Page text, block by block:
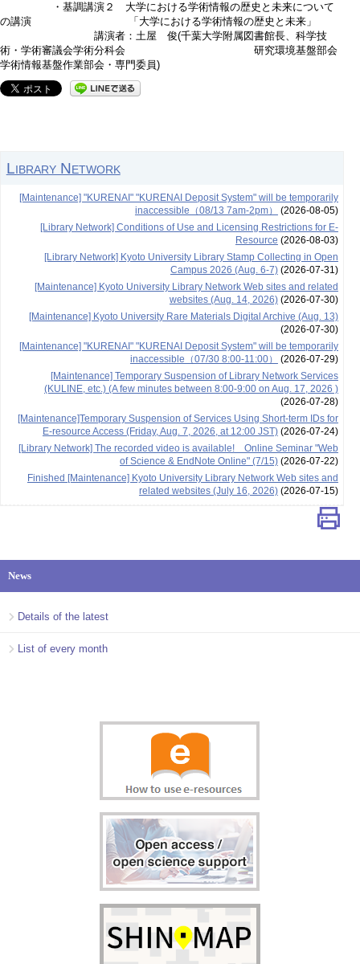
・基調講演２ 大学における学術情報の歴史と未来について
の講演 「大学における学術情報の歴史と未来」
講演者：土屋 俊(千葉大学附属図書館長、科学技
術・学術審議会学術分科会 研究環境基盤部会
学術情報基盤作業部会・専門委員)
Library Network
[Maintenance] "KURENAI" "KURENAI Deposit System" will be temporarily
inaccessible（08/13 7am-2pm）
(2026-08-05)
[Library Network] Conditions of Use and Licensing Restrictions for E-
Resource (2026-08-03)
[Library Network] Kyoto University Library Stamp Collecting in Open
Campus 2026 (Aug. 6-7)(2026-07-31)
[Maintenance] Kyoto University Library Network Web sites and related
websites (Aug. 14, 2026)(2026-07-30)
[Maintenance] Kyoto University Rare Materials Digital Archive (Aug. 13)
(2026-07-30)
[Maintenance] "KURENAI" "KURENAI Deposit System" will be temporarily
inaccessible（07/30 8:00-11:00）
(2026-07-29)
[Maintenance] Temporary Suspension of Library Network Services
(KULINE, etc.) (A few minutes between 8:00-9:00 on Aug. 17, 2026 )
(2026-07-28)
[Maintenance]Temporary Suspension of Services Using Short-term IDs for
E-resource Access (Friday, Aug. 7, 2026, at 12:00 JST)(2026-07-24)
[Library Network] The recorded video is available! Online Seminar "Web
of Science & EndNote Online" (7/15)(2026-07-22)
Finished [Maintenance] Kyoto University Library Network Web sites and
related websites (July 16, 2026)(2026-07-15)
News
Details of the latest
List of every month